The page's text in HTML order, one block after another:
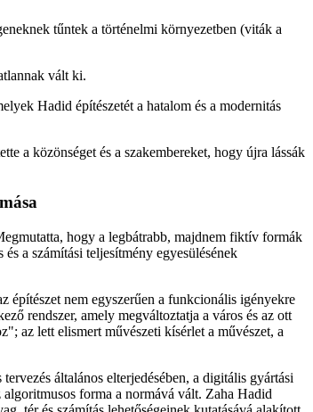
tűntek a történelmi környezetben (viták a
vált ki.
Hadid építészetét a hatalom és a modernitás
a közönséget és a szakembereket, hogy újra lássák
hogy a legbátrabb, majdnem fiktív formák
a számítási teljesítmény egyesülésének
nem egyszerűen a funkcionális igényekre
rendszer, amely megváltoztatja a város és az ott
az lett elismert művészeti kísérlet a művészet, a
általános elterjedésében, a digitális gyártási
algoritmusos forma a normává vált. Zaha Hadid